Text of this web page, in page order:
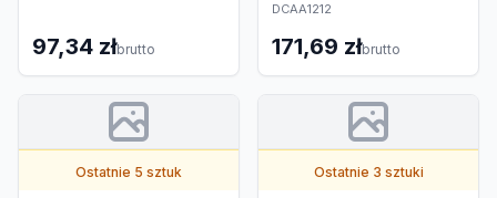
97,34 złbrutto
DCAA1212
171,69 złbrutto
Ostatnie 5 sztuk Ostatnie 3 sztuki